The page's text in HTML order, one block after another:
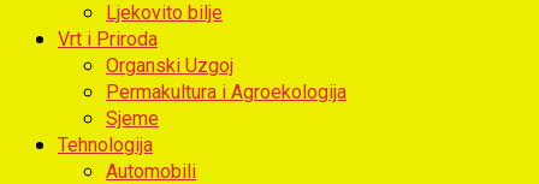
Ljekovito bilje
Vrt i Priroda
Organski Uzgoj
Permakultura i Agroekologija
Sjeme
Tehnologija
Automobili